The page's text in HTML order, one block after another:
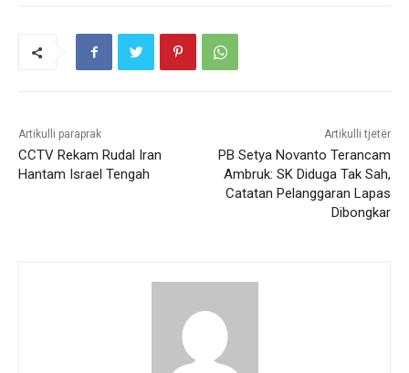
Artikulli paraprak
CCTV Rekam Rudal Iran
Hantam Israel Tengah
Artikulli tjetër
PB Setya Novanto Terancam
Ambruk: SK Diduga Tak Sah,
Catatan Pelanggaran Lapas
Dibongkar